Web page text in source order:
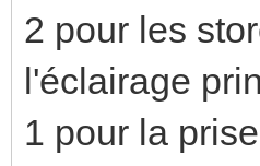
2 pour les
l'éclairage
1 pour la